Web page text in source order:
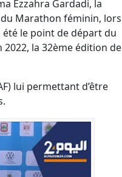
Ezzahra Gardadi, la
Marathon féminin, lors
le point de départ du
la 32ème édition de
lui permettant d’être